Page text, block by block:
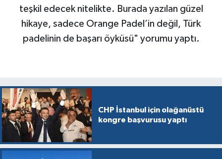
teşkil edecek nitelikte. Burada yazılan güzel
hikaye, sadece Orange Padel’in değil, Türk
padelinin de başarı öyküsü" yorumu yaptı.
CHP İstanbul için olağanüstü
kongre başvurusu yaptı